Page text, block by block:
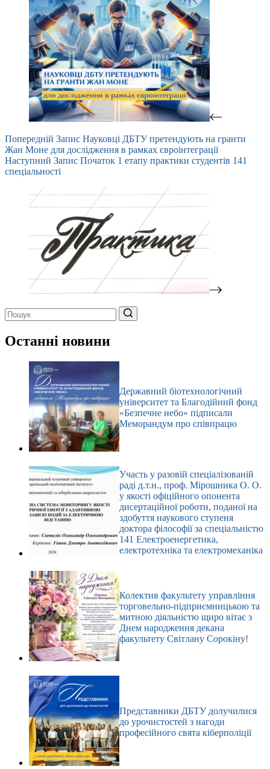
Попередній Запис Науковці ДБТУ претендують на гранти
Жан Моне для дослідження в рамках євроінтеграції
Наступний Запис Початок 1 етапу практики студентів 141
спеціальності
результатів
Останні новини
Державний біотехнологічний
університет та Благодійний фонд
«Безпечне небо» підписали
Меморандум про співпрацю
Участь у разовій спеціалізованій
раді д.т.н., проф. Мірошника О. О.
у якості офіційного опонента
дисертаційної роботи, поданої на
здобуття наукового ступеня
доктора філософії за спеціальністю
141 Електроенергетика,
електротехніка та електромеханіка
Колектив факультету управління
торговельно-підприємницькою та
митною діяльністю щиро вітає з
Днем народження декана
факультету Світлану Сорокіну!
Представники ДБТУ долучилися
до урочистостей з нагоди
професійного свята кіберполіції